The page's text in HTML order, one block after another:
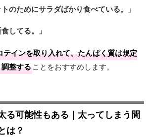
トのためにサラダばかり食べている。」
してる。」
テインを取り入れて、たんぱく質は規定
整することをおすすめします。
る可能性もある｜太ってしまう間
は？